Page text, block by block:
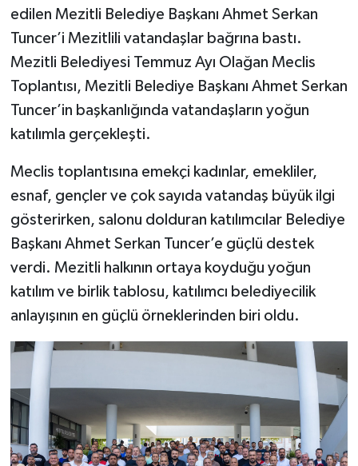
edilen Mezitli Belediye Başkanı Ahmet Serkan
Tuncer’i Mezitlili vatandaşlar bağrına bastı.
Mezitli Belediyesi Temmuz Ayı Olağan Meclis
Toplantısı, Mezitli Belediye Başkanı Ahmet Serkan
Tuncer’in başkanlığında vatandaşların yoğun
katılımla gerçekleşti.
Meclis toplantısına emekçi kadınlar, emekliler,
esnaf, gençler ve çok sayıda vatandaş büyük ilgi
gösterirken, salonu dolduran katılımcılar Belediye
Başkanı Ahmet Serkan Tuncer’e güçlü destek
verdi. Mezitli halkının ortaya koyduğu yoğun
katılım ve birlik tablosu, katılımcı belediyecilik
anlayışının en güçlü örneklerinden biri oldu.